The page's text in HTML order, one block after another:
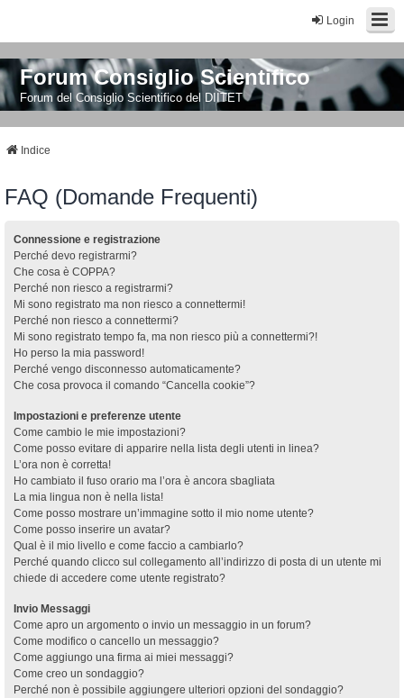
Login
Forum Consiglio Scientifico
Forum del Consiglio Scientifico del DIITET
Indice
FAQ (Domande Frequenti)
Connessione e registrazione
Perché devo registrarmi?
Che cosa è COPPA?
Perché non riesco a registrarmi?
Mi sono registrato ma non riesco a connettermi!
Perché non riesco a connettermi?
Mi sono registrato tempo fa, ma non riesco più a connettermi?!
Ho perso la mia password!
Perché vengo disconnesso automaticamente?
Che cosa provoca il comando “Cancella cookie”?
Impostazioni e preferenze utente
Come cambio le mie impostazioni?
Come posso evitare di apparire nella lista degli utenti in linea?
L’ora non è corretta!
Ho cambiato il fuso orario ma l’ora è ancora sbagliata
La mia lingua non è nella lista!
Come posso mostrare un’immagine sotto il mio nome utente?
Come posso inserire un avatar?
Qual è il mio livello e come faccio a cambiarlo?
Perché quando clicco sul collegamento all’indirizzo di posta di un utente mi
chiede di accedere come utente registrato?
Invio Messaggi
Come apro un argomento o invio un messaggio in un forum?
Come modifico o cancello un messaggio?
Come aggiungo una firma ai miei messaggi?
Come creo un sondaggio?
Perché non è possibile aggiungere ulteriori opzioni del sondaggio?